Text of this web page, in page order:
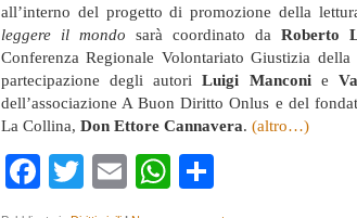
all’interno del progetto di promozione della
leggere il mondo sarà coordinato da Roberto
Conferenza Regionale Volontariato Giustizia
partecipazione degli autoriLuigi Manconi e
dell’associazione A Buon Diritto Onlus e del
La Collina, Don Ettore Cannavera. (altro…)
Facebook
TwitterEmailWhatsApp